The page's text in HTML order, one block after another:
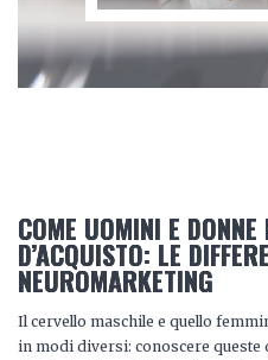
COME UOMINI E
D’ACQUISTO: LE
NEUROMARKETING
Il cervello maschile e quello
in modi diversi: conoscere queste